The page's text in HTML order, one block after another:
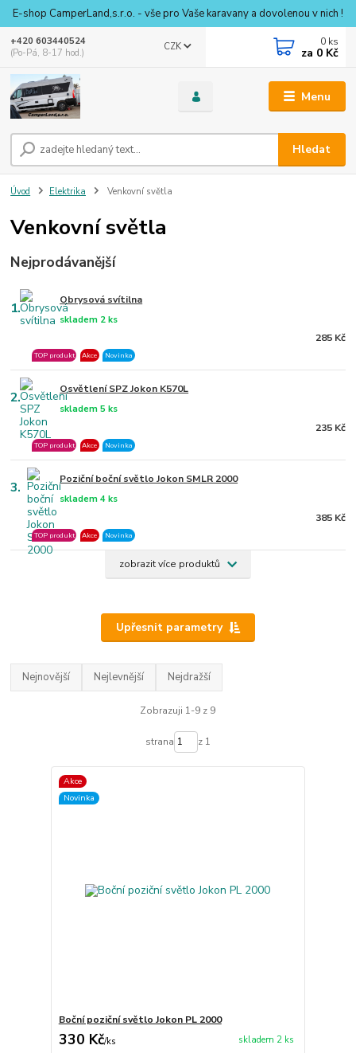
E-shop CamperLand,s.r.o. - vše pro Vaše karavany a dovolenou v nich !
Menu
CZK
Hledat
+420 603440524
(Po-Pá, 8-17 hod.)
0 ks
za 0 Kč
Úvod Elektrika Venkovní světla
Venkovní světla
Nejprodávanější
1. Obrysová svítilna
skladem 2 ks
TOP produkt Akce Novinka
285 Kč
2. Osvětlení SPZ Jokon K570L
skladem 5 ks
TOP produkt Akce Novinka
235 Kč
3. Poziční boční světlo Jokon SMLR 2000
skladem 4 ks
TOP produkt Akce Novinka
385 Kč
zobrazit více produktů
Upřesnit parametry
Nejnovější Nejlevnější Nejdražší
Zobrazuji 1-9 z 9
strana z 1
Akce
Novinka
Boční poziční světlo Jokon PL 2000
330 Kč/ks skladem 2 ks